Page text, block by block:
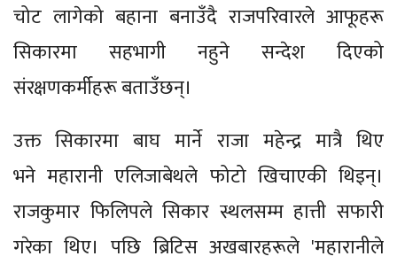
चोट लागेको बहाना बनाउँदै राजपरिवारले आफूहरू
सिकारमा सहभागी नहुने सन्देश दिएको
संरक्षणकर्मीहरू बताउँछन्।
उक्त सिकारमा बाघ मार्ने राजा महेन्द्र मात्रै थिए
भने महारानी एलिजाबेथले फोटो खिचाएकी थिइन्।
राजकुमार फिलिपले सिकार स्थलसम्म हात्ती सफारी
गरेका थिए। पछि ब्रिटिस अखबारहरूले 'महारानीले